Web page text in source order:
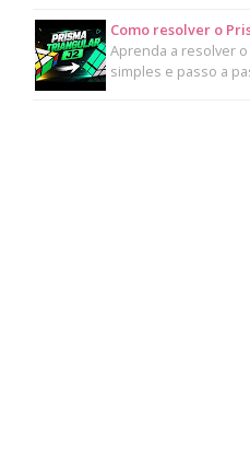
Como resolver o
Aprenda a resolver o
simples e passo a